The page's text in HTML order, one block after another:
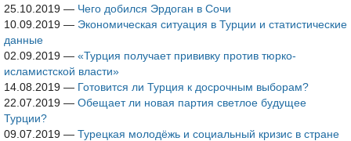
25.10.2019 — Чего добился Эрдоган в Сочи
10.09.2019 — Экономическая ситуация в Турции и статистические
данные
02.09.2019 — «Турция получает прививку против тюрко-
исламистской власти»
14.08.2019 — Готовится ли Турция к досрочным выборам?
22.07.2019 — Обещает ли новая партия светлое будущее
Турции?
09.07.2019 — Турецкая молодёжь и социальный кризис в стране